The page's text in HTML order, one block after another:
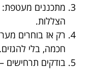
מתכננים מעטפת:
הצללות.
רק אז בוחרים
חכמה, בלי להגזים.
בודקים תרחישים